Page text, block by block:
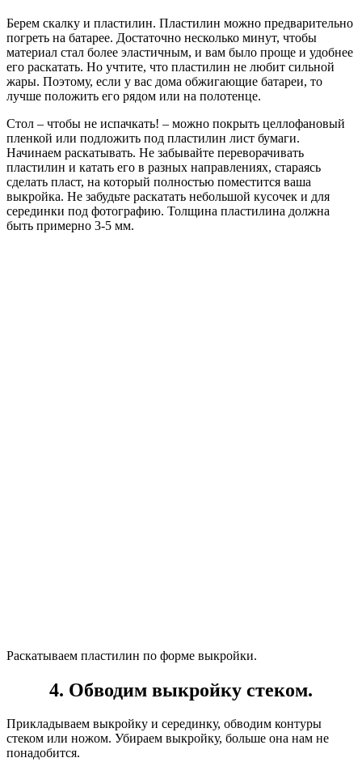
Берем скалку и пластилин. Пластилин можно предварительно
погреть на батарее. Достаточно несколько минут, чтобы
материал стал более эластичным, и вам было проще и удобнее
его раскатать. Но учтите, что пластилин не любит сильной
жары. Поэтому, если у вас дома обжигающие батареи, то
лучше положить его рядом или на полотенце.
Стол – чтобы не испачкать! – можно покрыть целлофановый
пленкой или подложить под пластилин лист бумаги.
Начинаем раскатывать. Не забывайте переворачивать
пластилин и катать его в разных направлениях, стараясь
сделать пласт, на который полностью поместится ваша
выкройка. Не забудьте раскатать небольшой кусочек и для
серединки под фотографию. Толщина пластилина должна
быть примерно 3-5 мм.
Раскатываем пластилин по форме выкройки.
4. Обводим выкройку стеком.
Прикладываем выкройку и серединку, обводим контуры
стеком или ножом. Убираем выкройку, больше она нам не
понадобится.